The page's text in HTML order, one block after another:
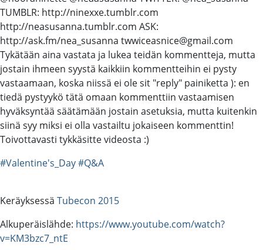
TUMBLR: http://ninexxe.tumblr.com
http://neasusanna.tumblr.com ASK:
http://ask.fm/nea_susanna twwiceasnice@gmail.com
Tykätään aina vastata ja lukea teidän kommentteja, mutta
jostain ihmeen syystä kaikkiin kommentteihin ei pysty
vastaamaan, koska niissä ei ole sit "reply" painiketta ): en
tiedä pystyykö tätä omaan kommenttiin vastaamisen
hyväksyntää säätämään jostain asetuksia, mutta kuitenkin
siinä syy miksi ei olla vastailtu jokaiseen kommenttin!
Toivottavasti tykkäsitte videosta :)
#Valentine's_Day#Q&A
Keräyksessä Tubecon 2015
Alkuperäislähde: https://www.youtube.com/watch?
v=KM3bzc7_ntE